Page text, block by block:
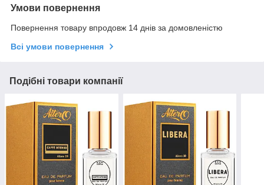
Умови повернення
Повернення товару впродовж 14 днів за домовленістю
Всі умови повернення
Подібні товари компанії